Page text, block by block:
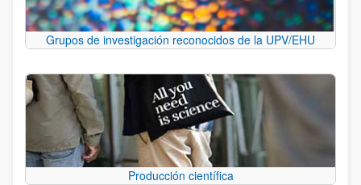
Grupos de investigación reconocidos de la UPV/EHU
Producción científica